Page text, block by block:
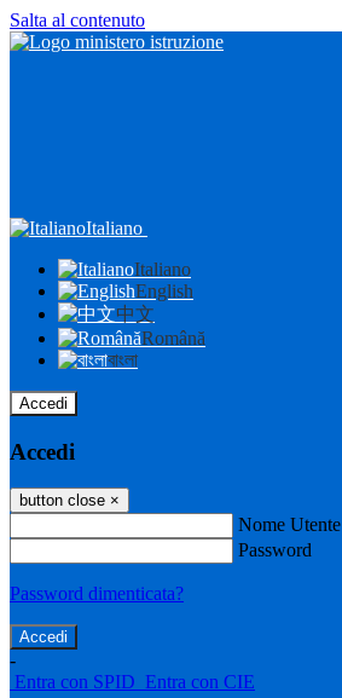
Salta al contenuto
Italiano
Italiano
English
中文
Română
বাংলা
Accedi
Accedi
button close ×
Nome Utente
Password
Password dimenticata?
-
Entra con SPID Entra con CIE